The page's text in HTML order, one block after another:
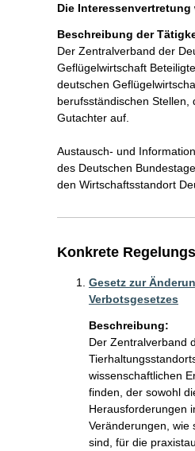
Die
Beschreibung der
Der Zentralverband der
Geflügelwirtschaft
deutschen
berufsständischen
Gutachter auf.
Austausch- und
des Deutschen
den Wirtschaftsstandort
Konkrete
Gesetz zur
Verbotsgesetzes
Beschreibung:
Der Zentralverband
wissenschaftlichen
finden, der sowohl
Herausforderungen
Veränderungen, wie
sind, für die